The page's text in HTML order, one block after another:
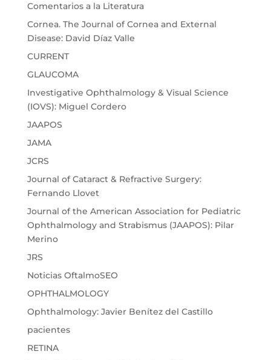
Comentarios a la Literatura
Cornea. The Journal of Cornea and External
Disease: David Díaz Valle
CURRENT
GLAUCOMA
Investigative Ophthalmology & Visual Science
(IOVS): Miguel Cordero
JAAPOS
JAMA
JCRS
Journal of Cataract & Refractive Surgery:
Fernando Llovet
Journal of the American Association for Pediatric
Ophthalmology and Strabismus (JAAPOS): Pilar
Merino
JRS
Noticias OftalmoSEO
OPHTHALMOLOGY
Ophthalmology: Javier Benítez del Castillo
pacientes
RETINA